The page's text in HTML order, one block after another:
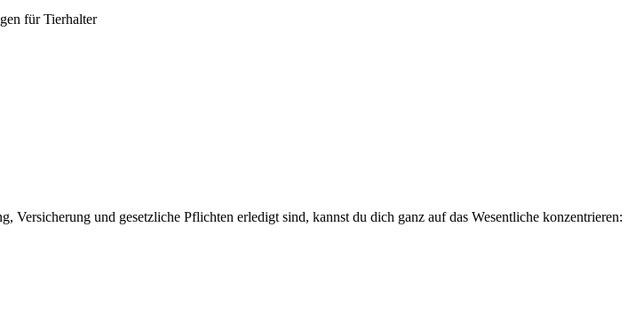
für Tierhalter
und gesetzliche Pflichten erledigt sind, kannst du dich ganz auf das Wesentliche konzentrieren: